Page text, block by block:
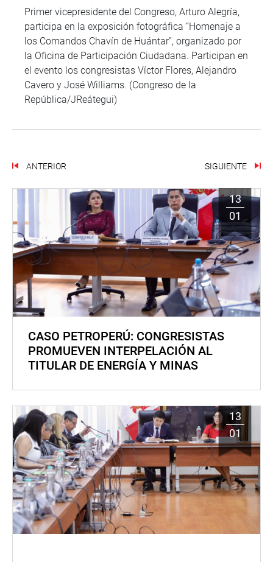
Primer vicepresidente del Congreso, Arturo Alegría,
participa en la exposición fotográfica “Homenaje a
los Comandos Chavín de Huántar”, organizado por
la Oficina de Participación Ciudadana. Participan en
el evento los congresistas Víctor Flores, Alejandro
Cavero y José Williams. (Congreso de la
República/JReátegui)
ANTERIOR SIGUIENTE
13
01
CASO PETROPERÚ: CONGRESISTAS
PROMUEVEN INTERPELACIÓN AL
TITULAR DE ENERGÍA Y MINAS
13
01